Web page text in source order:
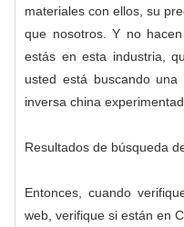
materiales con ellos, su
que nosotros. Y no
estás en esta industria,
usted está buscando
inversa china
Resultados de búsqueda
Entonces, cuando
web, verifique si están en